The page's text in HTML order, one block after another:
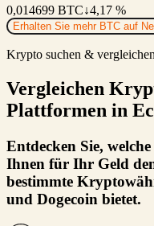
0,014699 BTC↓4,17 %
Erhalten Sie mehr BTC auf
Krypto suchen & vergleichen
Vergleichen
Plattformen in
Entdecken Sie,
Ihnen für Ihr Geld
bestimmte
und Dogecoin bietet.